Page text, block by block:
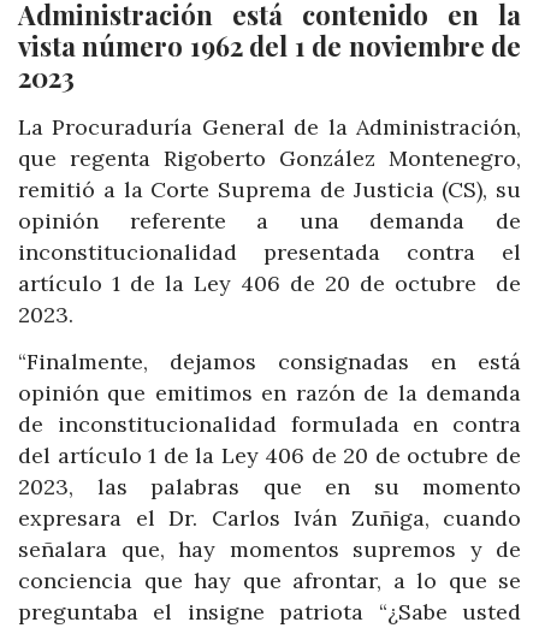
Administración está contenido en la
vista número 1962 del 1 de noviembre de
2023
La Procuraduría General de la Administración,
que regenta Rigoberto González Montenegro,
remitió a la Corte Suprema de Justicia (CS), su
opinión referente a una demanda de
inconstitucionalidad presentada contra el
artículo 1 de la Ley 406 de 20 de octubre de
2023.
“Finalmente, dejamos consignadas en está
opinión que emitimos en razón de la demanda
de inconstitucionalidad formulada en contra
del artículo 1 de la Ley 406 de 20 de octubre de
2023, las palabras que en su momento
expresara el Dr. Carlos Iván Zuñiga, cuando
señalara que, hay momentos supremos y de
conciencia que hay que afrontar, a lo que se
preguntaba el insigne patriota “¿Sabe usted